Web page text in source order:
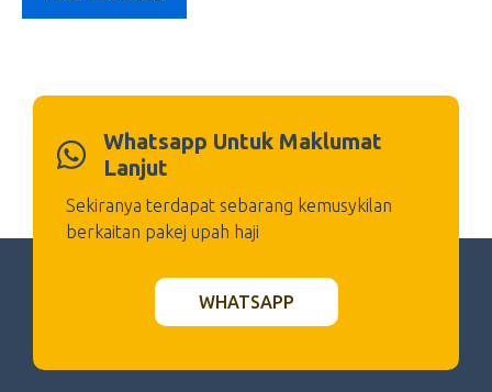
Whatsapp Untuk Maklumat
Lanjut
Sekiranya terdapat sebarang kemusykilan
berkaitan pakej upah haji
WHATSAPP